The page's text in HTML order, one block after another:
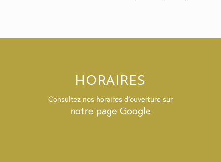
HORAIRES
Consultez nos horaires d’ouverture sur
notre page Google